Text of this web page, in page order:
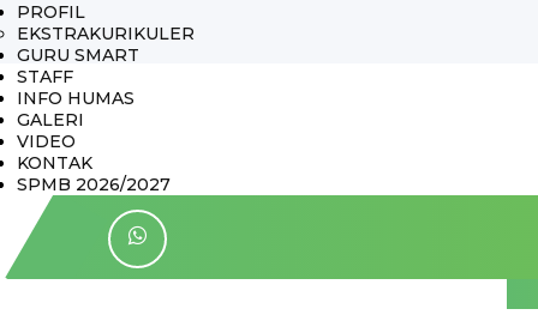
PROFIL
EKSTRAKURIKULER
GURU SMART
STAFF
INFO HUMAS
GALERI
VIDEO
KONTAK
SPMB 2026/2027